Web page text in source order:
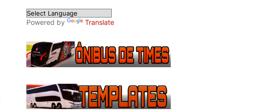
Powered by Translate